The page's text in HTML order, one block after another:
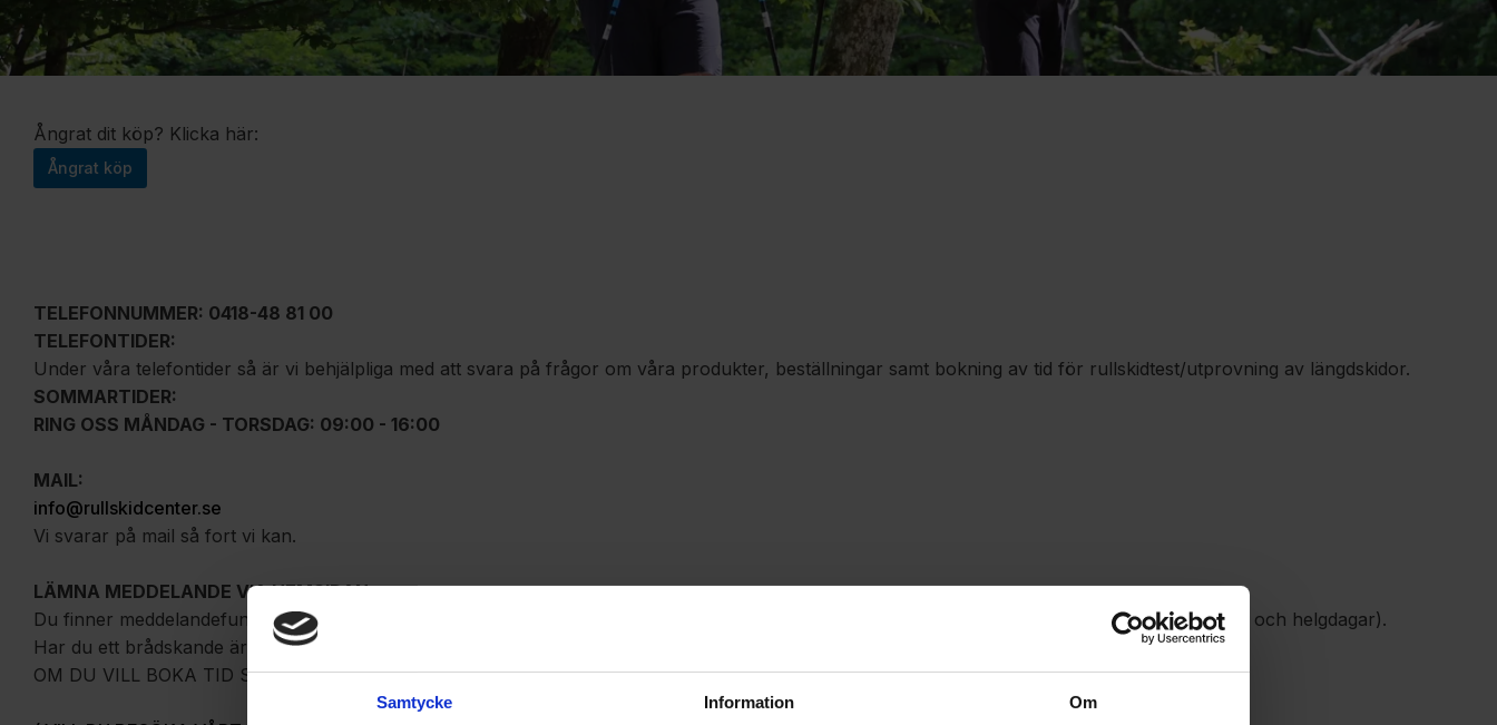
Samtycke Information Om
Ångrat dit köp? Klicka här:
Ångrat köp
TELEFONNUMMER: 0418-48 81 00
TELEFONTIDER:
Under våra telefontider så är vi behjälpliga med att svara på frågor om våra produkter, beställningar samt bokning av tid för rullskidtest/utprovning av längdskidor.
SOMMARTIDER:
RING OSS MÅNDAG - TORSDAG: 09:00 - 16:00
MAIL:
info@rullskidcenter.se
Vi svarar på mail så fort vi kan.
LÄMNA MEDDELANDE VIA HEMSIDAN:
Du finner meddelandefunktionen längst ner i högra hörnet. Vi försöker svara inom 24 timmar under helgfria vardagar (vi svarar inte under helg och helgdagar).
Har du ett brådskande ärende rekommenderar vi att du ringer oss direkt.
OM DU VILL BOKA TID SÅ RINGER DU OSS ELLER BOKAR TID VIAONLINEBOKNINGEN ⇨